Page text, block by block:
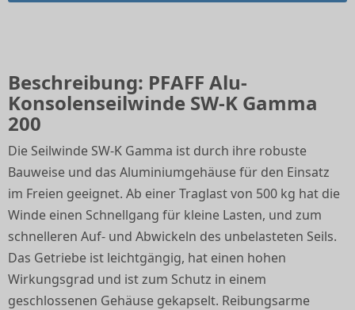
Beschreibung: PFAFF Alu-
Konsolenseilwinde SW-K Gamma
200
Die Seilwinde SW-K Gamma ist durch ihre robuste
Bauweise und das Aluminiumgehäuse für den Einsatz
im Freien geeignet. Ab einer Traglast von 500 kg hat die
Winde einen Schnellgang für kleine Lasten, und zum
schnelleren Auf- und Abwickeln des unbelasteten Seils.
Das Getriebe ist leichtgängig, hat einen hohen
Wirkungsgrad und ist zum Schutz in einem
geschlossenen Gehäuse gekapselt. Reibungsarme